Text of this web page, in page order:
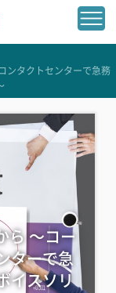
ンタクトセンターで急務
ら 〜コー
ターで急
イスソリ